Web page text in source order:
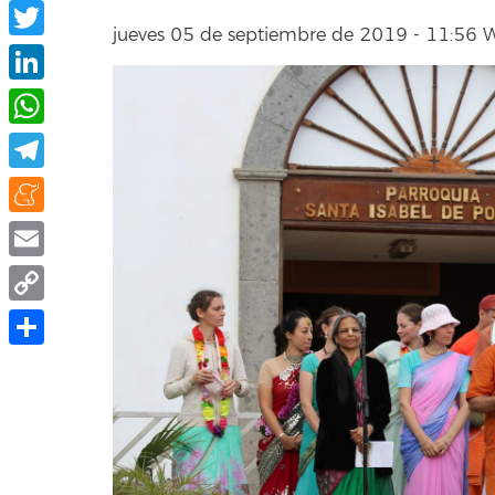
jueves 05 de septiembre de 2019 - 11:56
Facebook
Twitter
LinkedIn
WhatsApp
Telegram
Meneame
Email
Copy